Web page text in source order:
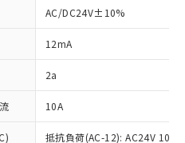
AC/DC24V±10%
12mA
2a
10A
抵抗負荷(AC-12): AC24V 10A/
指令（10物質）の
が提供可能な商品で
令（10物質）の非含
り替える予定のある